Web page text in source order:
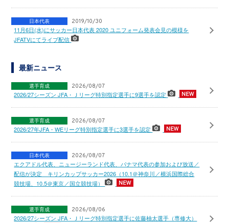
日本代表 2019/10/30
11月6日(水)にサッカー日本代表 2020 ユニフォーム発表会見の模様を
JFATVにてライブ配信
最新ニュース
選手育成 2026/08/07
2026/27シーズン JFA・Ｊリーグ特別指定選手に9選手を認定
選手育成 2026/08/07
2026/27年JFA・WEリーグ特別指定選手に3選手を認定
日本代表 2026/08/07
エクアドル代表、ニュージーランド代表、パナマ代表の参加および放送／
配信が決定 キリンカップサッカー2026（10.1＠神奈川／横浜国際総合
競技場、10.5＠東京／国立競技場）
選手育成 2026/08/06
2026/27シーズン JFA・Ｊリーグ特別指定選手に佐藤柚太選手（専修大）